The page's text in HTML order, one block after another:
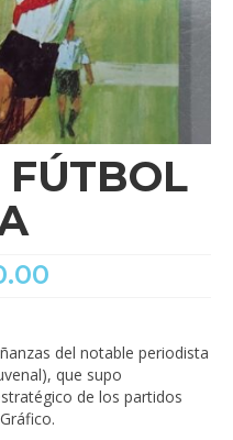
es:
$46,000.00.
del notable periodista
que supo
de los partidos